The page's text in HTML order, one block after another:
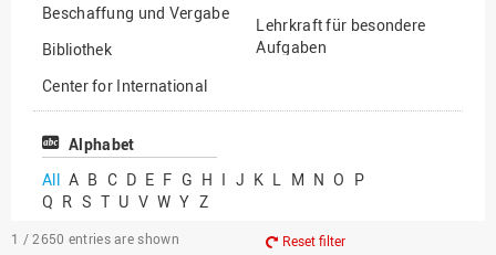
Beschaffung und Vergabe
Bibliothek
Center for International
Mobility
Center for International
Chancengerechtigkeit
eLearning Competence
Lehrkraft für besondere
Aufgaben
Professor*innen im
Alphabet
All A B C D E F G H I J K L M N O P
Q R S T U V W Y Z
1 / 2650 entries are shown Reset filter